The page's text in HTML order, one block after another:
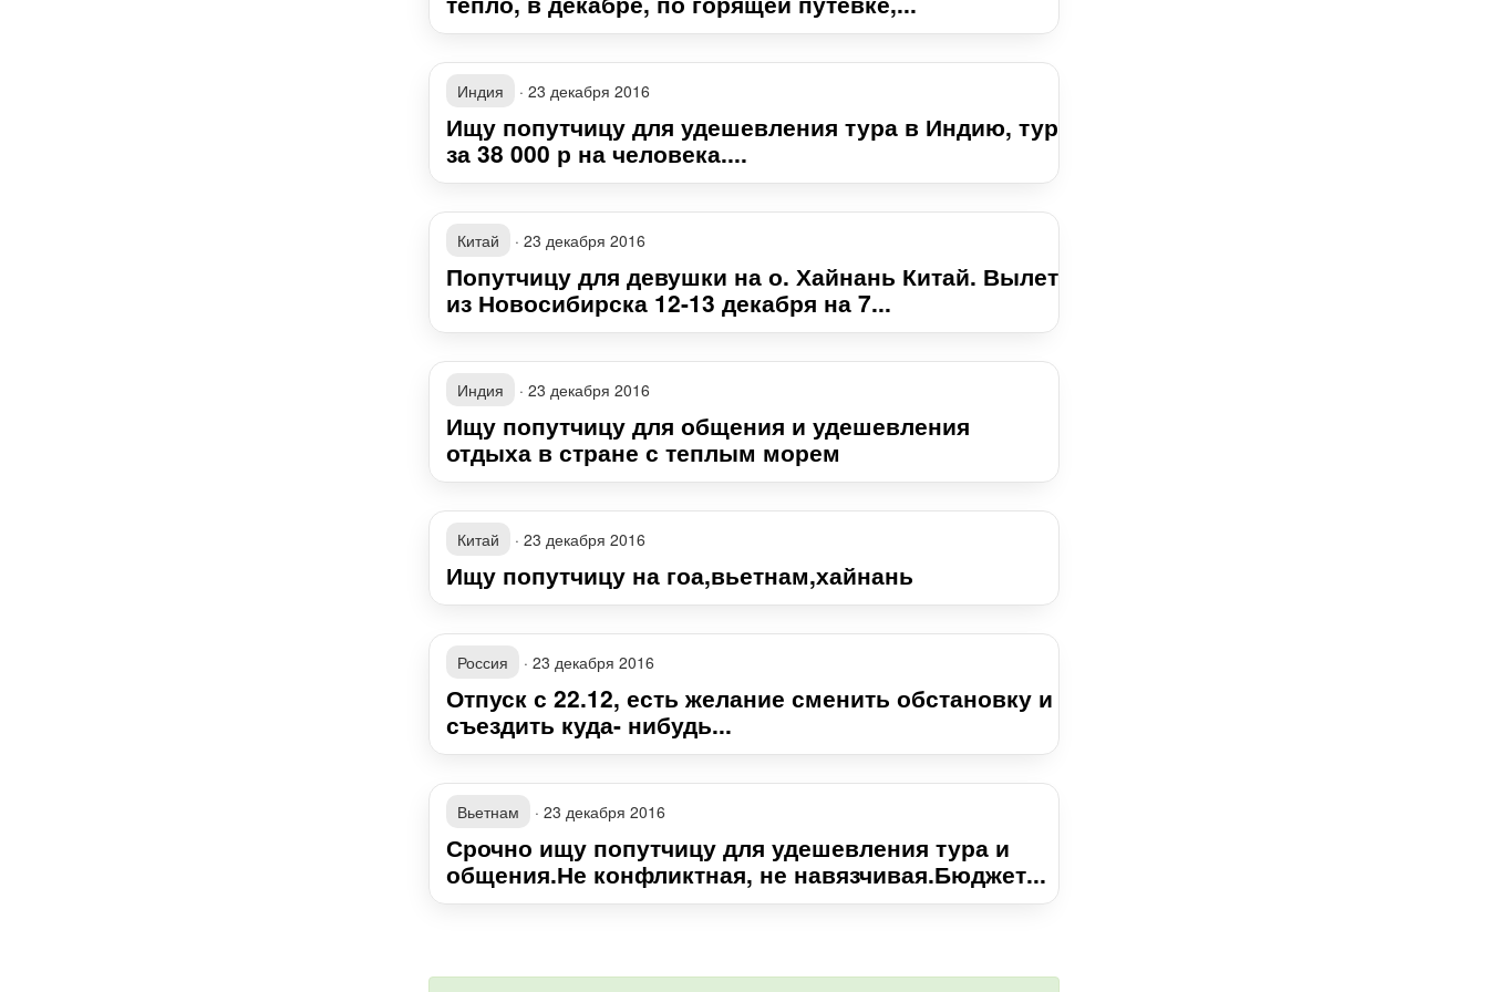
Индия · 23 декабря 2016
Ищу попутчицу для удешевления тура в Индию, тур
за 38 000 р на человека....
Китай · 23 декабря 2016
Попутчицу для девушки на о. Хайнань Китай. Вылет
из Новосибирска 12-13 декабря на 7...
Индия · 23 декабря 2016
Ищу попутчицу для общения и удешевления
отдыха в стране с теплым морем
Китай · 23 декабря 2016
Ищу попутчицу на гоа,вьетнам,хайнань
Россия · 23 декабря 2016
Отпуск с 22.12, есть желание сменить обстановку и
съездить куда- нибудь...
Вьетнам · 23 декабря 2016
Срочно ищу попутчицу для удешевления тура и
общения.Не конфликтная, не навязчивая.Бюджет...